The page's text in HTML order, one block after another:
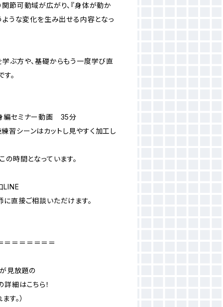
節可動域が広がり、『身体が動か
ような変化を生み出せる内容となっ
学ぶ方や、基礎からもう一度学び直
。
編セミナー動画 35分
シーンはカットし見やすく加工し
時間となっています。
LINE
直接ご相談いただけます。
＝＝＝＝＝＝＝
見放題の
細はこちら！
す。）